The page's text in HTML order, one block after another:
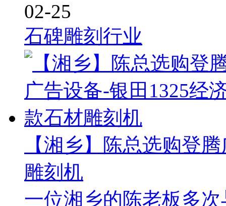
02-25
石碑雕刻行业
【湘乡】陈总选购登
雕刻机
一位湘乡的陈老板多